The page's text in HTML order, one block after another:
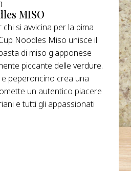
MISO
si avvicina per la pima
Noodles Miso unisce il
di miso giapponese
piccante delle verdure.
peperoncino crea una
un autentico piacere
e tutti gli appassionati